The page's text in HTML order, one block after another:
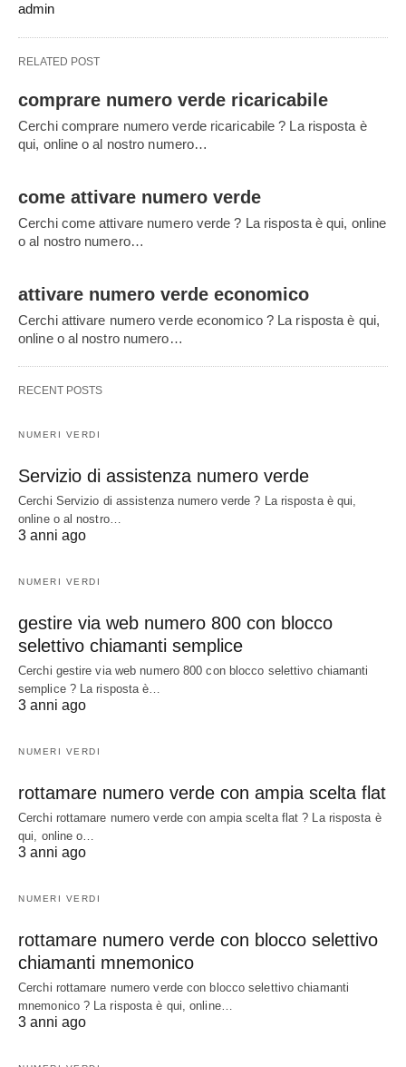
admin
RELATED POST
comprare numero verde ricaricabile
Cerchi comprare numero verde ricaricabile ? La risposta è
qui, online o al nostro numero…
come attivare numero verde
Cerchi come attivare numero verde ? La risposta è qui, online
o al nostro numero…
attivare numero verde economico
Cerchi attivare numero verde economico ? La risposta è qui,
online o al nostro numero…
RECENT POSTS
NUMERI VERDI
Servizio di assistenza numero verde
Cerchi Servizio di assistenza numero verde ? La risposta è qui,
online o al nostro…
3 anni ago
NUMERI VERDI
gestire via web numero 800 con blocco
selettivo chiamanti semplice
Cerchi gestire via web numero 800 con blocco selettivo chiamanti
semplice ? La risposta è…
3 anni ago
NUMERI VERDI
rottamare numero verde con ampia scelta flat
Cerchi rottamare numero verde con ampia scelta flat ? La risposta è
qui, online o…
3 anni ago
NUMERI VERDI
rottamare numero verde con blocco selettivo
chiamanti mnemonico
Cerchi rottamare numero verde con blocco selettivo chiamanti
mnemonico ? La risposta è qui, online…
3 anni ago